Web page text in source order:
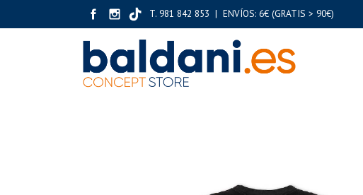
T. 981 842 853 | ENVÍOS: 6€ (GRATIS > 90€)